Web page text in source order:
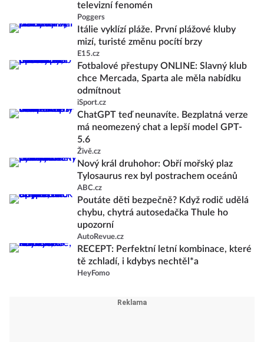
televizní fenomén
Poggers
Itálie vyklízí pláže. První plážové kluby
mizí, turisté změnu pocítí brzy
E15.cz
Fotbalové přestupy ONLINE: Slavný klub
chce Mercada, Sparta ale měla nabídku
odmítnout
iSport.cz
ChatGPT teď neunavíte. Bezplatná verze
má neomezený chat a lepší model GPT-
5.6
Živě.cz
Nový král druhohor: Obří mořský plaz
Tylosaurus rex byl postrachem oceánů
ABC.cz
Poutáte děti bezpečně? Když rodič udělá
chybu, chytrá autosedačka Thule ho
upozorní
AutoRevue.cz
RECEPT: Perfektní letní kombinace, které
tě zchladí, i kdybys nechtěl*a
HeyFomo